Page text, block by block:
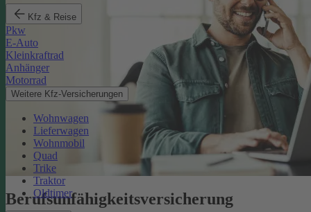
Kfz & Reise
Pkw
E-Auto
Kleinkraftrad
Anhänger
Motorrad
Weitere Kfz-Versicherungen
Wohnwagen
Lieferwagen
Wohnmobil
Quad
Trike
Traktor
Oldtimer
Berufsunfähigkeits­versicherung